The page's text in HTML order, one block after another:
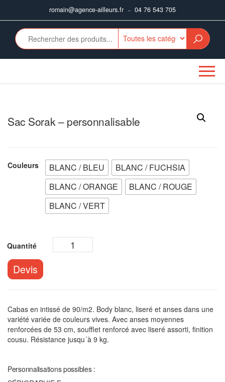
romain@agence-ailleurs.fr – 04 76 543 705
Sac Sorak – personnalisable
Couleurs BLANC / BLEU
BLANC / FUCHSIA
BLANC / ORANGE
BLANC / ROUGE
BLANC / VERT
Devis
Cabas en intissé de 90/m2. Body blanc, liseré et anses dans une
variété variée de couleurs vives. Avec anses moyennes
renforcées de 53 cm, soufflet renforcé avec liseré assorti, finition
cousu. Résistance jusqu´à 9 kg.
Personnalisations possibles :